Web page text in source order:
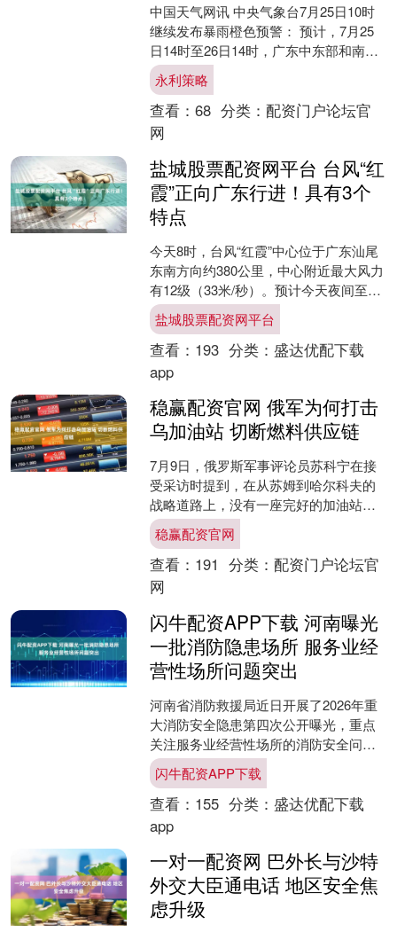
中国天气网讯 中央气象台7月25日10时
继续发布暴雨橙色预警： 预计，7月25
日14时至26日14时，广东中东部和南部
沿海、福建南部、江西南部、台湾岛东
南部及黑....
永利策略
查看： 68 分类： 配资门户论坛官
网
盐城股票配资网平台 台风“红
霞”正向广东行进！具有3个
特点
今天8时，台风“红霞”中心位于广东汕尾
东南方向约380公里，中心附近最大风力
有12级（33米/秒）。预计今天夜间至明
天早晨，“红霞”将在香港到广东惠来一带
沿海登....
盐城股票配资网平台
查看： 193 分类： 盛达优配下载
app
稳赢配资官网 俄军为何打击
乌加油站 切断燃料供应链
7月9日，俄罗斯军事评论员苏科宁在接
受采访时提到，在从苏姆到哈尔科夫的
战略道路上，没有一座完好的加油站。
乌克兰的报告也证实了这一点，那条线
路上已经没有一家“活”....
稳赢配资官网
查看： 191 分类： 配资门户论坛官
网
闪牛配资APP下载 河南曝光
一批消防隐患场所 服务业经
营性场所问题突出
河南省消防救援局近日开展了2026年重
大消防安全隐患第四次公开曝光，重点
关注服务业经营性场所的消防安全问
题，并公布了一批存在突出问题的典型
场所。 根据全省服务业....
闪牛配资APP下载
查看： 155 分类： 盛达优配下载
app
一对一配资网 巴外长与沙特
外交大臣通电话 地区安全焦
虑升级